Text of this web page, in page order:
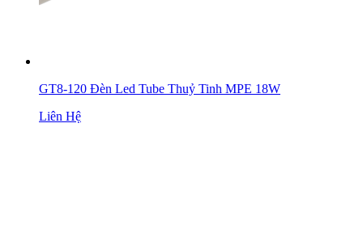
GT8-120 Đèn Led Tube Thuỷ Tinh MPE 18W
Liên Hệ